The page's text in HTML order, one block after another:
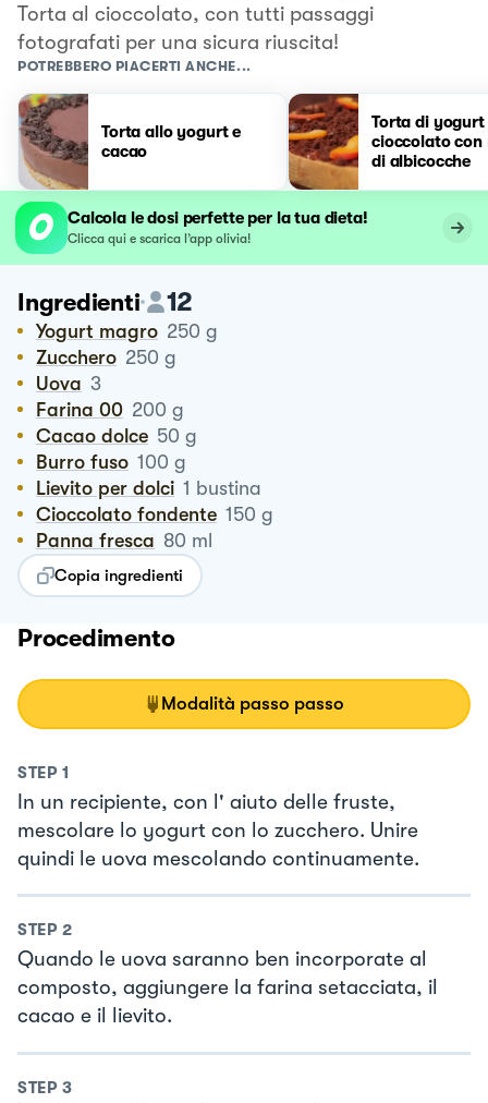
Torta al cioccolato, con tutti passaggi
fotografati per una sicura riuscita!
POTREBBERO PIACERTI ANCHE...
Torta allo yogurt e
cacao
Torta di yogurt
cioccolato con
di albicocche
Calcola le dosi perfette per la tua dieta!
Clicca qui e scarica l’app olivia!
Ingredienti 12
Yogurt magro 250 g
Zucchero 250 g
Uova 3
Farina 00 200 g
Cacao dolce 50 g
Burro fuso 100 g
Lievito per dolci 1 bustina
Cioccolato fondente 150 g
Panna fresca 80 ml
Copia ingredienti
Procedimento
Modalità passo passo
STEP 1
In un recipiente, con l' aiuto delle fruste,
mescolare lo yogurt con lo zucchero. Unire
quindi le uova mescolando continuamente.
STEP 2
Quando le uova saranno ben incorporate al
composto, aggiungere la farina setacciata, il
cacao e il lievito.
STEP 3